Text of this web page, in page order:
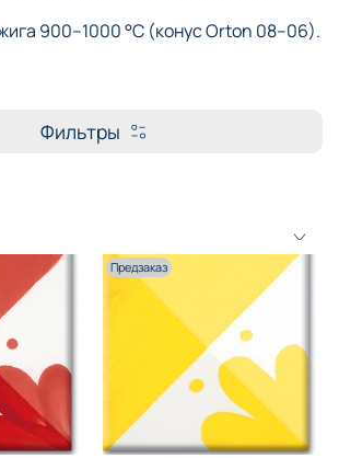
900–1000 °C (конус Orton 08–06).
Фильтры
Предзаказ